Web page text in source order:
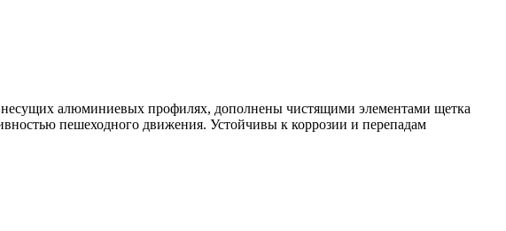
алюминиевых профилях, дополнены чистящими элементами щетка
пешеходного движения. Устойчивы к коррозии и перепадам